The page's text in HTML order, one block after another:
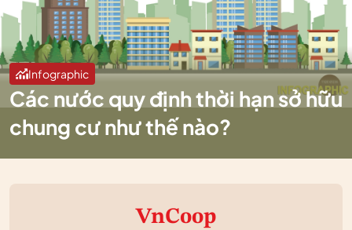
Infographic
Các nước quy định thời hạn sở hữu
chung cư như thế nào?
VnCoop